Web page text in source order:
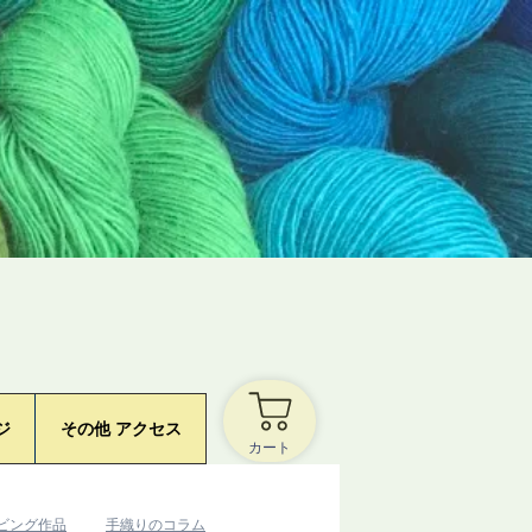
その他 アクセス
カート
​手織りのコラム
ング作品